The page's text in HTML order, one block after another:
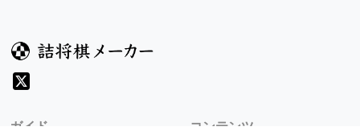
ガイド
コンテンツ